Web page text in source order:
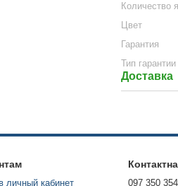
Количество
Цвет
Гарантия
Тип гарантии
Доставка
личный кабинет 097 350